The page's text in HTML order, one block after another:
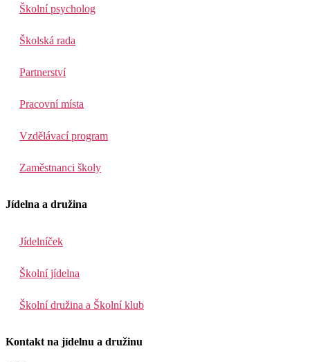
Školní psycholog
Školská rada
Partnerství
Pracovní místa
Vzdělávací program
Zaměstnanci školy
Jídelna a družina
Jídelníček
Školní jídelna
Školní družina a Školní klub
Kontakt na jídelnu a družinu